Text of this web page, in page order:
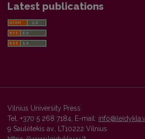
Latest publications
Vilnius University Press
Tel. +370 5 268 7184, E-mail:
9 Saulėtekis av., LT10222 Vilnius